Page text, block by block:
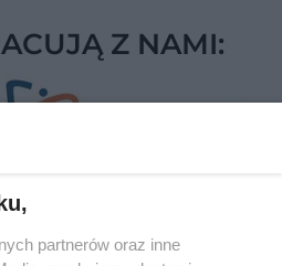
Z NAMI:
partnerów oraz inne